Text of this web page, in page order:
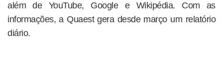
além de YouTube, Google e Wikipédia. Com as
informações, a Quaest gera desde março um relatório
diário.